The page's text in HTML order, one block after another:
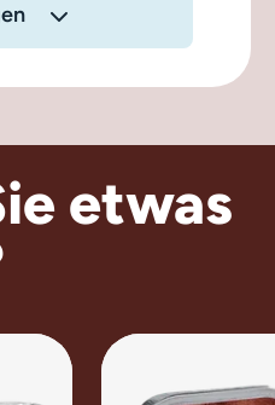
etwas